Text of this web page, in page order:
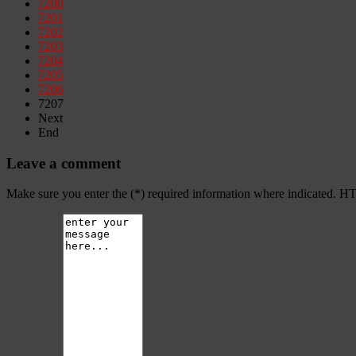
7200
7201
7202
7203
7204
7205
7206
7207
Next
End
Leave a comment
Make sure you enter the (*) required information where indicated.